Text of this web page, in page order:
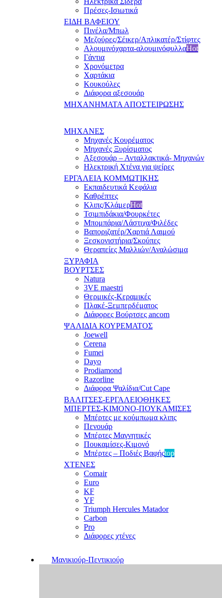
Πρέσες-Ισιωτικά
ΕΙΔΗ ΒΑΦΕΙΟΥ
Πινέλα/Μπωλ
Μεζούρες/Σέικερ/Απλικατέρ/Στίφτες
Αλουμινόχαρτα-αλουμινόφυλλαHot
Γάντια
Χρονόμετρα
Χαρτάκια
Κουκούλες
Διάφορα αξεσουάρ
ΜΗΧΑΝΗΜΑΤΑ ΑΠΟΣΤΕΙΡΩΣΗΣ
ΜΗΧΑΝΕΣ
Μηχανές Κουρέματος
Μηχανές Ξυρίσματος
Αξεσουάρ – Ανταλλακτικά- Μηχανών
Ηλεκτρική Χτένα για ψείρες
ΕΡΓΑΛΕΙΑ ΚΟΜΜΩΤΙΚΗΣ
Εκπαιδευτικά Κεφάλια
Καθρέπτες
Κλιπς/ΚλάμερHot
Τσιμπιδάκια/Φουρκέτες
Μπομπάρια/Λάστιχα/Φιλέδες
Βαποριζατέρ/Χαρτιά Λαιμού
Ξεσκονιστήρια/Σκούπες
Θεραπείες Μαλλιών/Αναλώσιμα
ΞΥΡΑΦΙΑ
ΒΟΥΡΤΣΕΣ
Natura
3VE maestri
Θερμικές-Κεραμικές
Πλακέ-Ξεμπερδέματος
Διάφορες Βούρτσες ancom
ΨΑΛΙΔΙΑ ΚΟΥΡΕΜΑΤΟΣ
Joewell
Cerena
Fumei
Dayo
Prodiamond
Razorline
Διάφορα Ψαλίδια/Cut Cape
ΒΑΛΙΤΣΕΣ-ΕΡΓΑΛΕΙΟΘΗΚΕΣ
ΜΠΕΡΤΕΣ-ΚΙΜΟΝΟ-ΠΟΥΚΑΜΙΣΕΣ
Μπέρτες με κούμπωμα κλιπς
Πενουάρ
Μπέρτες Μαγνητικές
Πουκαμίσες-Κιμονό
Μπέρτες – Ποδιές Βαφήςtop
ΧΤΕΝΕΣ
Comair
Euro
KF
YF
Triumph Hercules Matador
Carbon
Pro
Διάφορες χτένες
Μανικιούρ-Πεντικιούρ